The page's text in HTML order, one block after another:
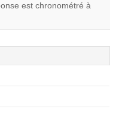
est chronométré à